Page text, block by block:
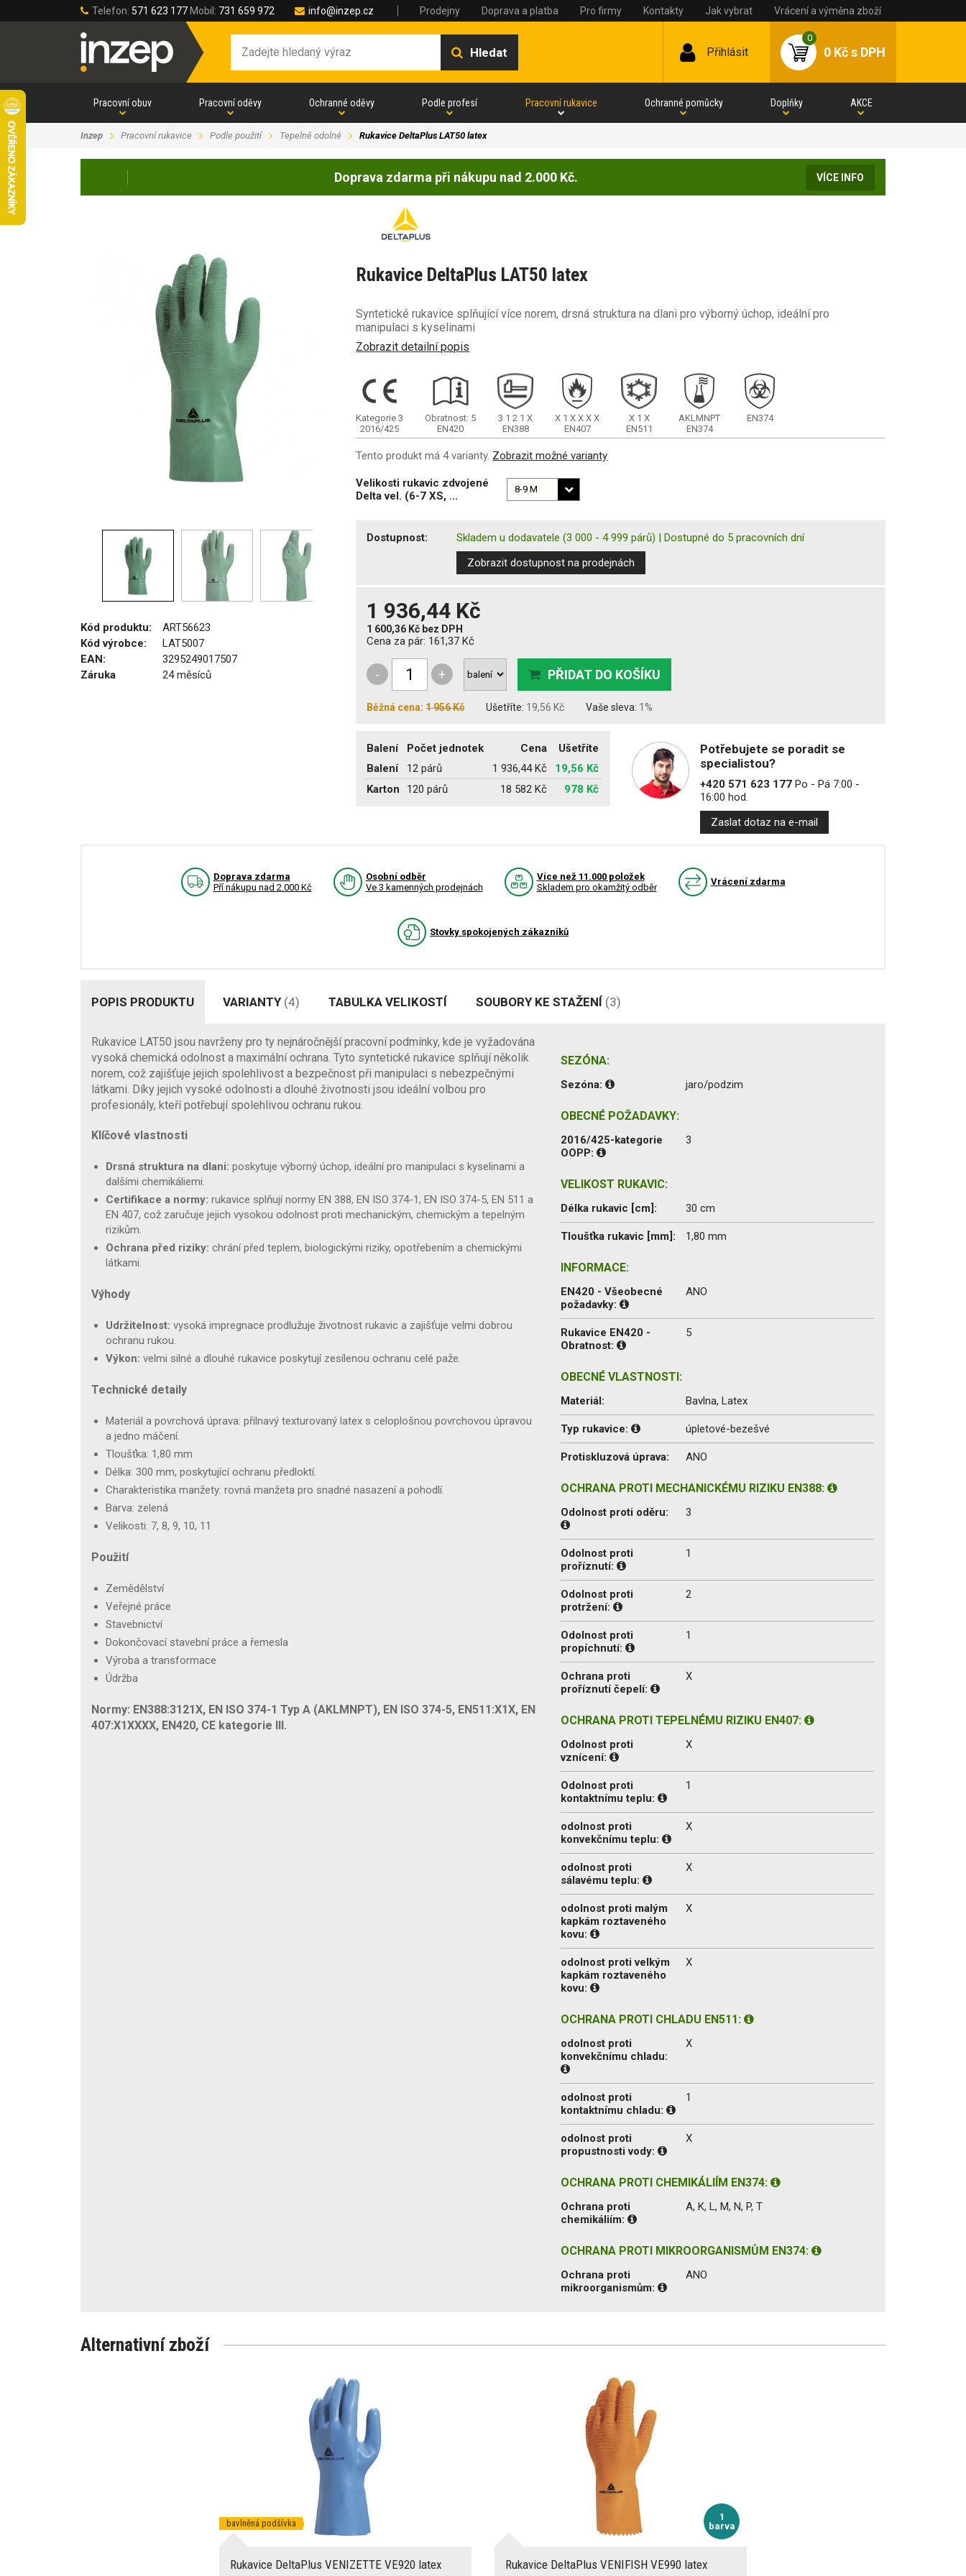
Telefon: 571 623 177 Mobil: 731 659 972 info@inzep.cz Prodejny Doprava a platba Pro firmy Kontakty Jak vybrat Vrácení a výměna zboží
Hledat Přihlásit
0
0 Kčs DPH
Pracovní obuv Pracovní oděvy Ochranné oděvy Podle profesí Pracovní rukavice Ochranné pomůcky Doplňky AKCE
Inzep Pracovní rukavice Podle použití Tepelně odolné Rukavice DeltaPlus LAT50 latex
Doprava zdarma při nákupu nad 2.000 Kč. VÍCE INFO
Kód produktu:
ART56623
Kód výrobce:
LAT5007
EAN:
3295249017507
Záruka
24 měsíců
Rukavice DeltaPlus LAT50 latex
Syntetické rukavice splňující více norem, drsná struktura na dlani pro výborný úchop, ideální pro
manipulaci s kyselinami
Zobrazit detailní popis
Kategorie 3
2016/425
Obratnost: 5
EN420
3 12 1X
EN388
X 1XXXX
EN407
X 1 X
EN511
AKLMNPT
EN374
EN374
Tento produkt má 4 varianty. Zobrazit možné varianty
Velikosti rukavic zdvojené
Delta vel. (6-7 XS, ...
Dostupnost: Skladem u dodavatele (3 000 - 4 999 párů) |Dostupné do 5 pracovních dní
Zobrazit dostupnost na prodejnách
1 936,44 Kč
1 600,36 Kč bez DPH
Cena za pár: 161,37 Kč
- + PŘIDAT DO KOŠÍKU
Běžná cena:1 956 Kč Ušetříte: 19,56 Kč Vaše sleva: 1%
Balení Počet jednotek Cena
Ušetříte
Balení
12 párů 1 936,44 Kč
19,56 Kč
Karton
120 párů 18 582 Kč 978 Kč
Potřebujete se poradit se
specialistou?
+420 571 623 177Po - Pá 7:00 -
16:00 hod.
Zaslat dotaz na e-mail
Doprava zdarma
Pří nákupu nad 2.000 Kč
Osobní odběr
Ve 3 kamenných prodejnách
Více než 11.000 položek
Skladem pro okamžitý odběr
Vrácení zdarma
Stovky spokojených zákazníků
POPIS PRODUKTU VARIANTY (4) TABULKA VELIKOSTÍ SOUBORY KE STAŽENÍ (3)
Rukavice LAT50 jsou navrženy pro ty nejnáročnější pracovní podmínky, kde je vyžadována
vysoká chemická odolnost a maximální ochrana. Tyto syntetické rukavice splňují několik
norem, což zajišťuje jejich spolehlivost a bezpečnost při manipulaci s nebezpečnými
látkami. Díky jejich vysoké odolnosti a dlouhé životnosti jsou ideální volbou pro
profesionály, kteří potřebují spolehlivou ochranu rukou.
Klíčové vlastnosti
Drsná struktura na dlani: poskytuje výborný úchop, ideální pro manipulaci s kyselinami a
dalšími chemikáliemi.
Certifikace a normy: rukavice splňují normy EN 388, EN ISO 374-1, EN ISO 374-5, EN 511 a
EN 407, což zaručuje jejich vysokou odolnost proti mechanickým, chemickým a tepelným
rizikům.
Ochrana před riziky: chrání před teplem, biologickými riziky, opotřebením a chemickými
látkami.
Výhody
Udržitelnost: vysoká impregnace prodlužuje životnost rukavic a zajišťuje velmi dobrou
ochranu rukou.
Výkon: velmi silné a dlouhé rukavice poskytují zesílenou ochranu celé paže.
Technické detaily
Materiál a povrchová úprava: přilnavý texturovaný latex s celoplošnou povrchovou úpravou
a jedno máčení.
Tloušťka: 1,80 mm
Délka: 300 mm, poskytující ochranu předloktí.
Charakteristika manžety: rovná manžeta pro snadné nasazení a pohodlí.
Barva: zelená
Velikosti: 7, 8, 9, 10, 11
Použití
Zemědělství
Veřejné práce
Stavebnictví
Dokončovací stavební práce a řemesla
Výroba a transformace
Údržba
Normy: EN388:3121X, EN ISO 374-1 Typ A (AKLMNPT), EN ISO 374-5, EN511:X1X, EN
407:X1XXXX, EN420, CE kategorie III.
SEZÓNA:
Sezóna: jaro/podzim
OBECNÉ POŽADAVKY:
2016/425-kategorie
OOPP:
3
VELIKOST RUKAVIC:
Délka rukavic [cm]: 30 cm
Tloušťka rukavic [mm]: 1,80 mm
INFORMACE:
EN420 - Všeobecné
požadavky:
ANO
Rukavice EN420 -
Obratnost:
5
OBECNÉ VLASTNOSTI:
Materiál: Bavlna, Latex
Typ rukavice: úpletové-bezešvé
Protiskluzová úprava: ANO
OCHRANA PROTI MECHANICKÉMU RIZIKU EN388:
Odolnost proti oděru: 3
Odolnost proti
proříznutí:
1
Odolnost proti
protržení:
2
Odolnost proti
propíchnutí:
1
Ochrana proti
proříznutí čepelí:
X
OCHRANA PROTI TEPELNÉMU RIZIKU EN407:
Odolnost proti
vznícení:
X
Odolnost proti
kontaktnímu teplu:
1
odolnost proti
konvekčnímu teplu:
X
odolnost proti
sálavému teplu:
X
odolnost proti malým
kapkám roztaveného
kovu:
X
odolnost proti velkým
kapkám roztaveného
kovu:
X
OCHRANA PROTI CHLADU EN511:
odolnost proti
konvekčnímu chladu:
X
odolnost proti
kontaktnímu chladu:
1
odolnost proti
propustnosti vody:
X
OCHRANA PROTI CHEMIKÁLIÍM EN374:
Ochrana proti
chemikáliím:
A, K, L, M, N, P, T
OCHRANA PROTI MIKROORGANISMŮM EN374:
Ochrana proti
mikroorganismům:
ANO
Alternativní zboží
bavlněná podšívka
Rukavice DeltaPlus VENIZETTE VE920 latex
1
barva
Rukavice DeltaPlus VENIFISH VE990 latex